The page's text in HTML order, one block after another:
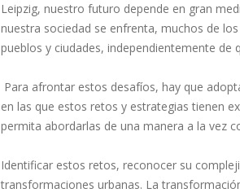
Leipzig, nuestro futuro depende en gran
nuestra sociedad se enfrenta, muchos de
pueblos y ciudades, independientemente
Para afrontar estos desafíos, hay que
en las que estos retos y estrategias tienen
permita abordarlas de una manera a la vez
Identificar estos retos, reconocer su
transformaciones urbanas. La